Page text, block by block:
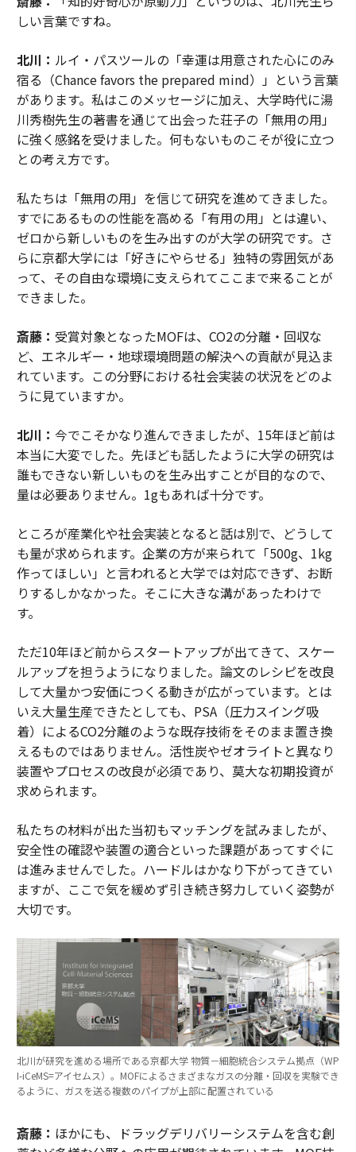
しい言葉ですね。
北川： ルイ・パスツールの「幸運は用意された心にのみ
宿る（Chance favors the prepared mind）」という言葉
があります。私はこのメッセージに加え、大学時代に湯
川秀樹先生の著書を通じて出会った荘子の「無用の用」
に強く感銘を受けました。何もないものこそが役に立つ
との考え方です。
私たちは「無用の用」を信じて研究を進めてきました。
すでにあるものの性能を高める「有用の用」とは違い、
ゼロから新しいものを生み出すのが大学の研究です。さ
らに京都大学には「好きにやらせる」独特の雰囲気があ
って、その自由な環境に支えられてここまで来ることが
できました。
斎藤： 受賞対象となったMOFは、CO2の分離・回収な
ど、エネルギー・地球環境問題の解決への貢献が見込ま
れています。この分野における社会実装の状況をどのよ
うに見ていますか。
北川： 今でこそかなり進んできましたが、15年ほど前は
本当に大変でした。先ほども話したように大学の研究は
誰もできない新しいものを生み出すことが目的なので、
量は必要ありません。1gもあれば十分です。
ところが産業化や社会実装となると話は別で、どうして
も量が求められます。企業の方が来られて「500g、1kg
作ってほしい」と言われると大学では対応できず、お断
りするしかなかった。そこに大きな溝があったわけで
す。
ただ10年ほど前からスタートアップが出てきて、スケー
ルアップを担うようになりました。論文のレシピを改良
して大量かつ安価につくる動きが広がっています。とは
いえ大量生産できたとしても、PSA（圧力スイング吸
着）によるCO2分離のような既存技術をそのまま置き換
えるものではありません。活性炭やゼオライトと異なり
装置やプロセスの改良が必須であり、莫大な初期投資が
求められます。
私たちの材料が出た当初もマッチングを試みましたが、
安全性の確認や装置の適合といった課題があってすぐに
は進みませんでした。ハードルはかなり下がってきてい
ますが、ここで気を緩めず引き続き努力していく姿勢が
大切です。
北川が研究を進める場所である京都大学 物質－細胞統合システム拠点（WP
I-iCeMS=アイセムス）。MOFによるさまざまなガスの分離・回収を実験でき
るように、ガスを送る複数のパイプが上部に配置されている
斎藤： ほかにも、ドラッグデリバリーシステムを含む創